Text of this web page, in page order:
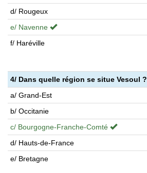
d/ Rougeux
e/ Navenne
f/ Haréville
4/ Dans quelle région se situe Vesoul ?
a/ Grand-Est
b/ Occitanie
c/ Bourgogne-Franche-Comté
d/ Hauts-de-France
e/ Bretagne